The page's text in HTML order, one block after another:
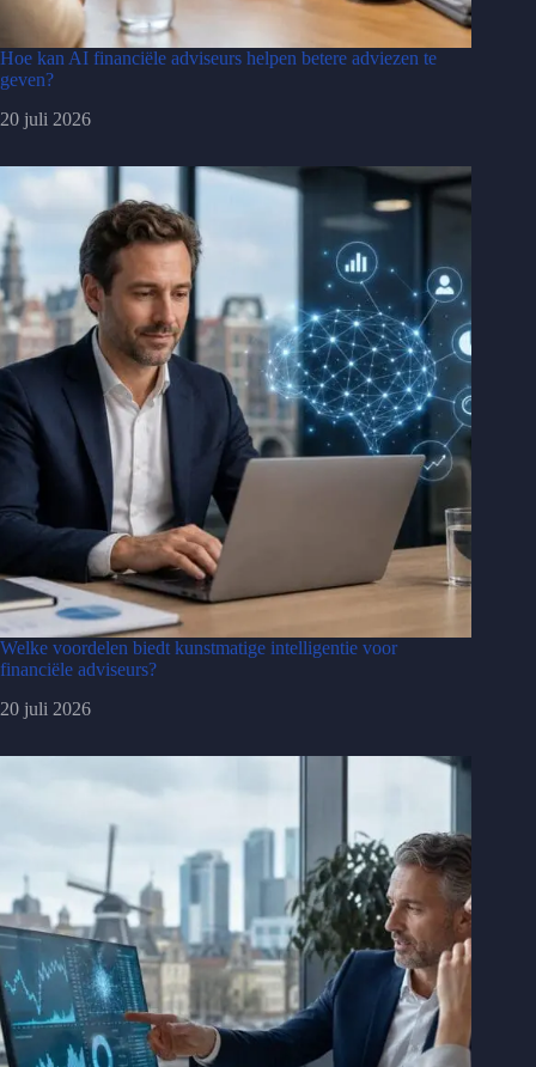
Hoe kan AI financiële adviseurs helpen betere adviezen te
geven?
20 juli 2026
Welke voordelen biedt kunstmatige intelligentie voor
financiële adviseurs?
20 juli 2026